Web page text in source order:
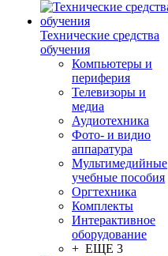
Технические средства
обучения
Компьютеры и
периферия
Телевизоры и
медиа
Аудиотехника
Фото- и видио
аппаратура
Мультимедийные
учебные пособия
Оргтехника
Комплекты
Интерактивное
оборудование
+ ЕЩЕ 3